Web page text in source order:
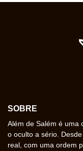
SOBRE
Além de Salém é uma
o oculto a sério.
real, com uma ordem